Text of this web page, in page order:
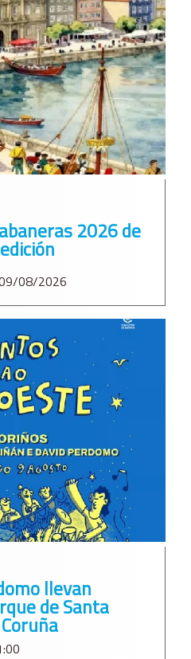
2026 de
08/2026
llevan
de Santa